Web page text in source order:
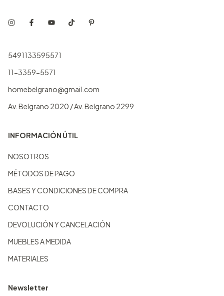
5491133595571
11-3359-5571
homebelgrano@gmail.com
Av. Belgrano 2020 / Av. Belgrano 2299
INFORMACIÓN ÚTIL
NOSOTROS
MÉTODOS DE PAGO
BASES Y CONDICIONES DE COMPRA
CONTACTO
DEVOLUCIÓN Y CANCELACIÓN
MUEBLES A MEDIDA
MATERIALES
Newsletter